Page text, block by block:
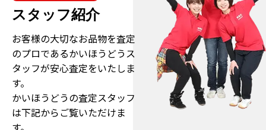
スタッフ紹介
お客様の大切なお品物を査定
のプロであるかいほうどうス
タッフが安心査定をいたしま
す。
かいほうどうの査定スタッフ
は下記からご覧いただけま
す。